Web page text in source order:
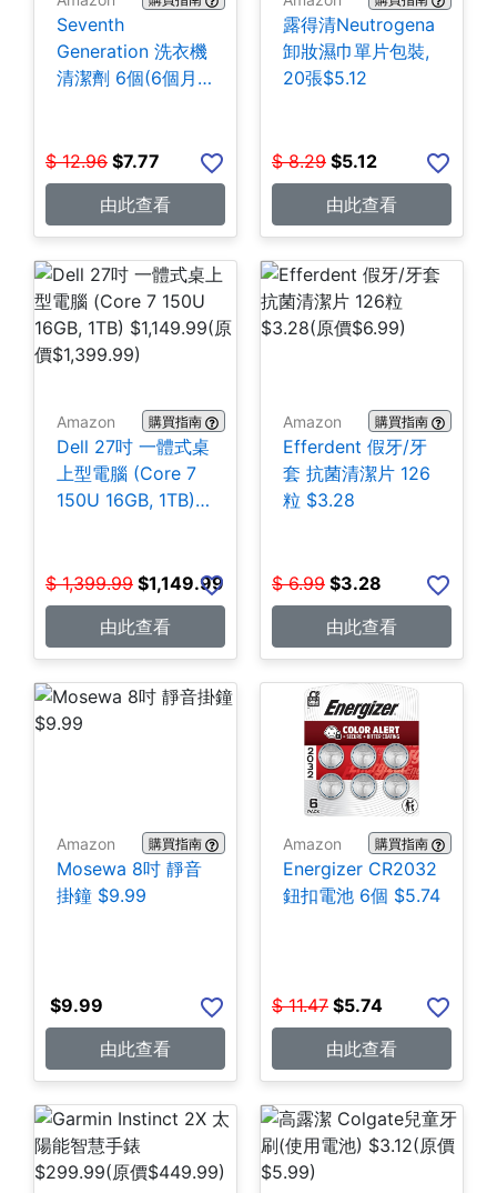
Seventh
Generation 洗衣機
清潔劑 6個(6個月
$ 12.96 $7.77
由此查看
露得清Neutrogena
卸妝濕巾單片包裝,
20張$5.12
$ 8.29 $5.12
由此查看
Amazon 購買指南
Dell 27吋 一體式桌
上型電腦 (Core 7
150U 16GB, 1TB)
$ 1,399.99 $1,149.99
由此查看
Amazon 購買指南
Efferdent 假牙/牙
套 抗菌清潔片 126
粒 $3.28
$ 6.99 $3.28
由此查看
Amazon 購買指南
Mosewa 8吋 靜音
掛鐘 $9.99
$9.99
由此查看
Amazon 購買指南
Energizer CR2032
鈕扣電池 6個 $5.74
$ 11.47 $5.74
由此查看